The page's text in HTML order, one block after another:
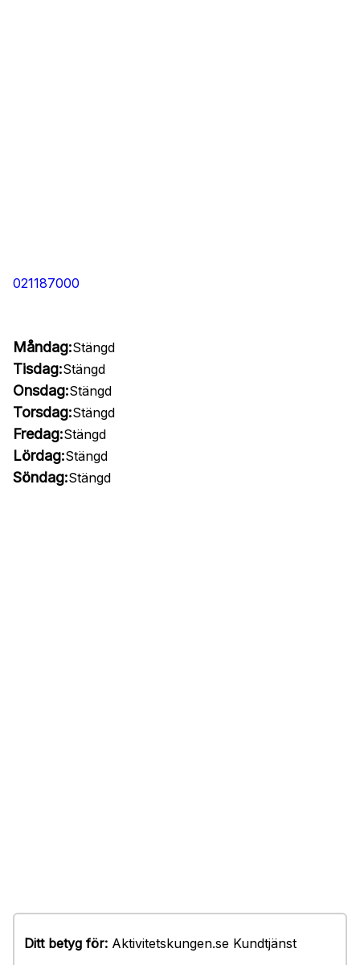
021187000
Måndag:Stängd
Tisdag:Stängd
Onsdag:Stängd
Torsdag:Stängd
Fredag:Stängd
Lördag:Stängd
Söndag:Stängd
Ditt betyg för: Aktivitetskungen.se Kundtjänst